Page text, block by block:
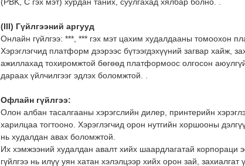
(III) Гүйлгээний аргууд
Онлайн гүйлгээ: ***, *** гэх мэт цахим худалдааны томоохон
Хэрэглэгчид платформ дээрээс бүтээгдэхүүний загвар хайж,
ажиллахад тохиромжтой бөгөөд платформоос олгосон
дараах үйлчилгээг эдлэх боломжтой. .
Офлайн гүйлгээ:
Олон албан тасалгааны хэрэгслийн дилер, принтерийн
харилцаа тогтооно. Хэрэглэгчид орон нутгийн хоршооны
нь худалдан авах боломжтой.
Их хэмжээний худалдан авалт хийх шаардлагатай корпораци
гүйлгээ нь илүү уян хатан хэлэлцээр хийх орон зай, захиалгат